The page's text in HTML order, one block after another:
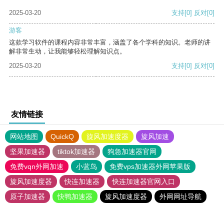
2025-03-20 支持[0] 反对[0]
游客
这款学习软件的课程内容非常丰富，涵盖了各个学科的知识。老师的讲
解非常生动，让我能够轻松理解知识点。
2025-03-20
支持[0] 反对[0]
友情链接
网站地图 QuickQ 旋风加速度器
旋风加速
坚果加速器
tiktok加速器
狗急加速器官网
免费vqn外网加速
小蓝鸟
免费vps加速器外网苹果版
旋风加速度器
快连加速器
快连加速器官网入口
原子加速器
快鸭加速器 旋风加速度器
外网网址导航